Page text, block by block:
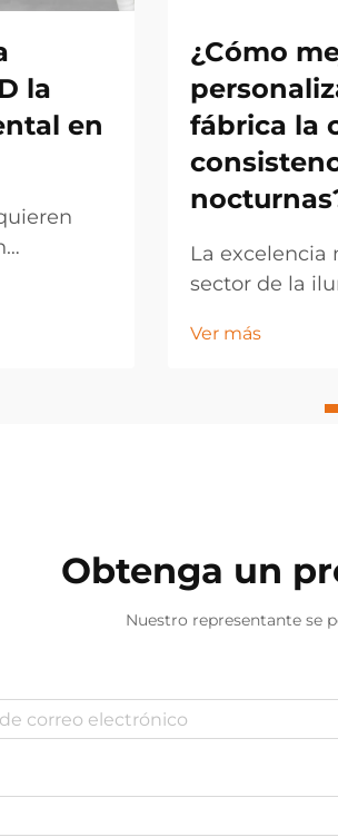
la
en
¿Cómo
fábrica la
La excelencia
sector de la
preciso y
Ver más
Obtenga un
Nuestro representante se